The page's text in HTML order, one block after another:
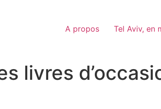
A propos Tel Aviv, en
livres